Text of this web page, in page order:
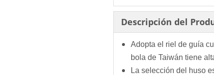
Descripción del
Adopta el riel de guía
bola de Taiwán tiene
La selección del huso